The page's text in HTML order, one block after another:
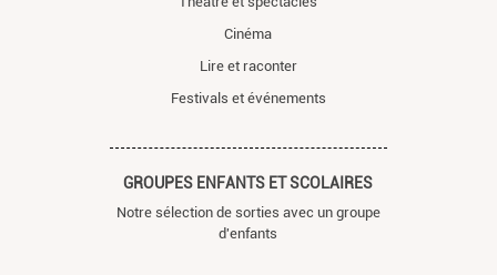
Cinéma
Lire et raconter
Festivals et événements
GROUPES ENFANTS ET SCOLAIRES
Notre sélection de sorties avec un groupe
d'enfants